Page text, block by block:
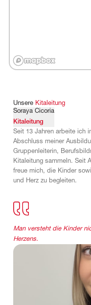
Unsere Kitaleitung
Soraya Cicoria
Kitaleitung
Seit 13 Jahren arbeite ich
Abschluss meiner
Gruppenleiterin,
Kitaleitung sammeln. Seit
freue mich, die Kinder
und Herz zu begleiten.
Man versteht die Kinder
Herzens.